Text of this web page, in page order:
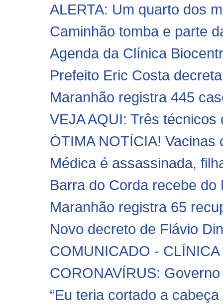
ALERTA: Um quarto dos
Caminhão tomba e parte
Agenda da Clínica
Prefeito Eric Costa
Maranhão registra 445
VEJA AQUI: Três
ÓTIMA NOTÍCIA!
Médica é assassinada,
Barra do Corda recebe
Maranhão registra 65
Novo decreto de Flávio
COMUNICADO -
CORONAVÍRUS:
“Eu teria cortado a